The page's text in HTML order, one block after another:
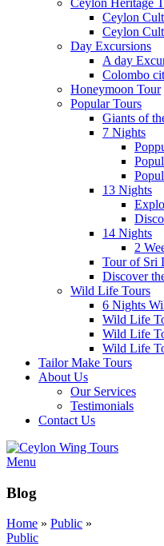
Ceylon Heritage
Ceylon
Ceylon
Day Excursions
A day
Colombo
Honeymoon Tour
Popular Tours
Giants of
7 Nights
13 Nights
14 Nights
2
Tour of Sri
Discover
Wild Life Tours
6 Nights
Wild Life
Wild Life
Wild Life
Tailor Make Tours
About Us
Our Services
Testimonials
Contact Us
Menu
Blog
Home » Public »
Public